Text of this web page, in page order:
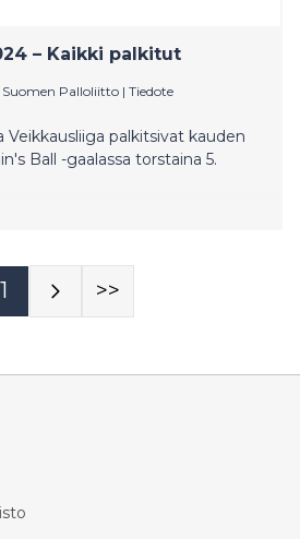
– Kaikki palkitut
Suomen Palloliitto | Tiedote
palkitsivat kauden
Ball -gaalassa torstaina 5.
1 >>